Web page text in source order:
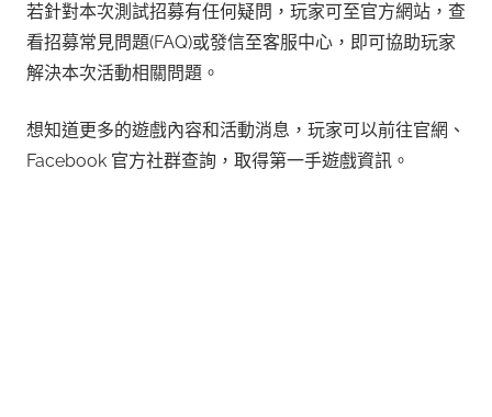
若針對本次測試招募有任何疑問 ，玩家可至官方網站，查
看招募常見問題(FAQ)或發信至客服中心，即可協助玩家
解決本次活動相關問題。
想知道更多的遊戲內容和活動消息，玩家可以前往官網、
Facebook 官方社群查詢，取得第一手遊戲資訊。